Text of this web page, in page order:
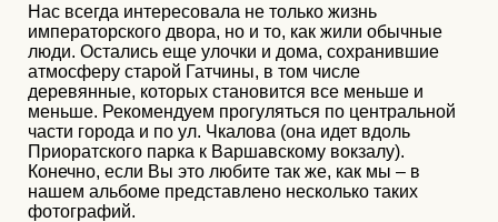
Нас всегда интересовала не только жизнь
императорского двора, но и то, как жили обычные
люди. Остались еще улочки и дома, сохранившие
атмосферу старой Гатчины, в том числе
деревянные, которых становится все меньше и
меньше. Рекомендуем прогуляться по центральной
части города и по ул. Чкалова (она идет вдоль
Приоратского парка к Варшавскому вокзалу).
Конечно, если Вы это любите так же, как мы – в
нашем альбоме представлено несколько таких
фотографий.